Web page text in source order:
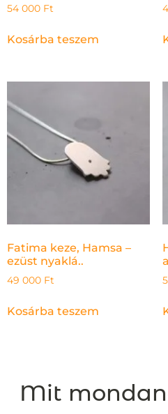
54 000 Ft
Kosárba teszem
Fatima keze, Hamsa –
ezüst nyaklá..
49 000 Ft
Kosárba teszem
Mit